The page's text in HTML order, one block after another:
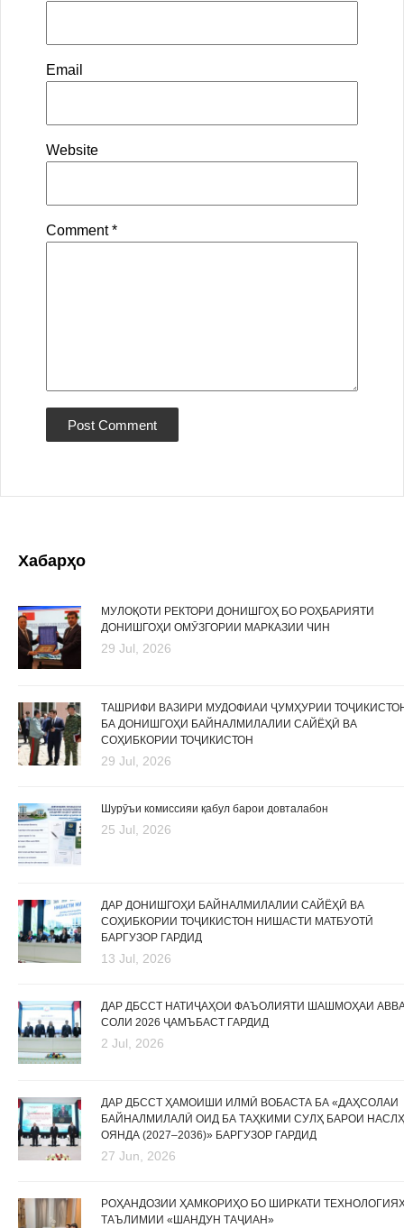
Email
Website
Comment*
Хабарҳо
МУЛОҚОТИ РЕКТОРИ ДОНИШГОҲ БО РОҲБАРИЯТИ
ДОНИШГОҲИ ОМӮЗГОРИИ МАРКАЗИИ ЧИН
29 Jul, 2026
ТАШРИФИ ВАЗИРИ МУДОФИАИ ҶУМҲУРИИ
БА ДОНИШГОҲИ БАЙНАЛМИЛАЛИИ САЙЁҲӢ ВА
СОҲИБКОРИИ ТОҶИКИСТОН
29 Jul, 2026
Шурӯъи комиссияи қабул барои довталабон
25 Jul, 2026
ДАР ДОНИШГОҲИ БАЙНАЛМИЛАЛИИ САЙЁҲӢ ВА
СОҲИБКОРИИ ТОҶИКИСТОН НИШАСТИ МАТБУОТӢ
БАРГУЗОР ГАРДИД
13 Jul, 2026
ДАР ДБССТ НАТИҶАҲОИ ФАЪОЛИЯТИ ШАШМОҲАИ
СОЛИ 2026 ҶАМЪБАСТ ГАРДИД
2 Jul, 2026
ДАР ДБССТ ҲАМОИШИ ИЛМӢ ВОБАСТА БА «ДАҲСОЛАИ
БАЙНАЛМИЛАЛӢ ОИД БА ТАҲКИМИ СУЛҲ БАРОИ
ОЯНДА (2027–2036)» БАРГУЗОР ГАРДИД
27 Jun, 2026
РОҲАНДОЗИИ ҲАМКОРИҲО БО ШИРКАТИ
ТАЪЛИМИИ «ШАНДУН ТАҶИАН»